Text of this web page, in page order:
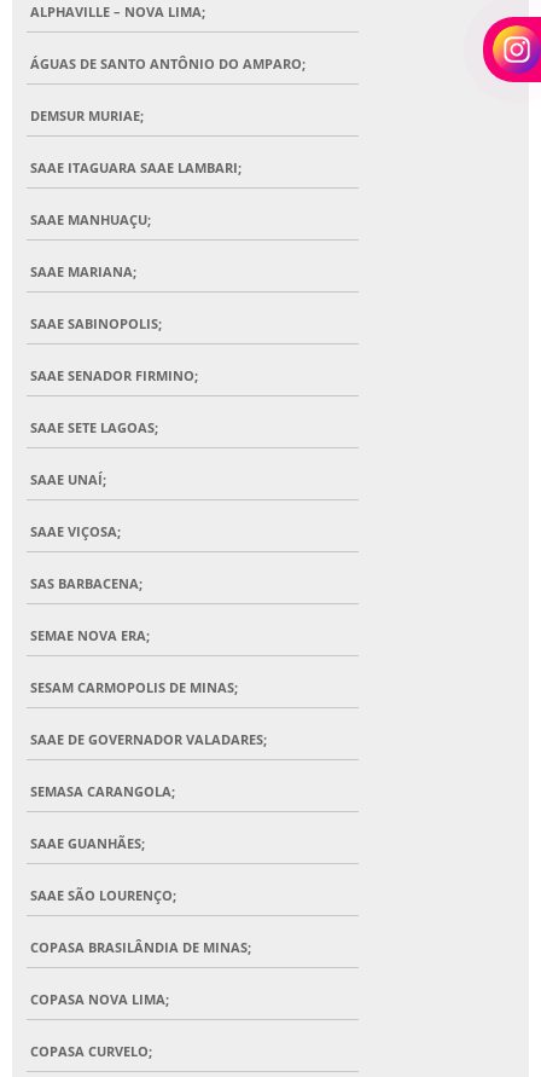
ALPHAVILLE – NOVA LIMA;
ÁGUAS DE SANTO ANTÔNIO DO AMPARO;
DEMSUR MURIAE;
SAAE ITAGUARA SAAE LAMBARI;
SAAE MANHUAÇU;
SAAE MARIANA;
SAAE SABINOPOLIS;
SAAE SENADOR FIRMINO;
SAAE SETE LAGOAS;
SAAE UNAÍ;
SAAE VIÇOSA;
SAS BARBACENA;
SEMAE NOVA ERA;
SESAM CARMOPOLIS DE MINAS;
SAAE DE GOVERNADOR VALADARES;
SEMASA CARANGOLA;
SAAE GUANHÃES;
SAAE SÃO LOURENÇO;
COPASA BRASILÂNDIA DE MINAS;
COPASA NOVA LIMA;
COPASA CURVELO;